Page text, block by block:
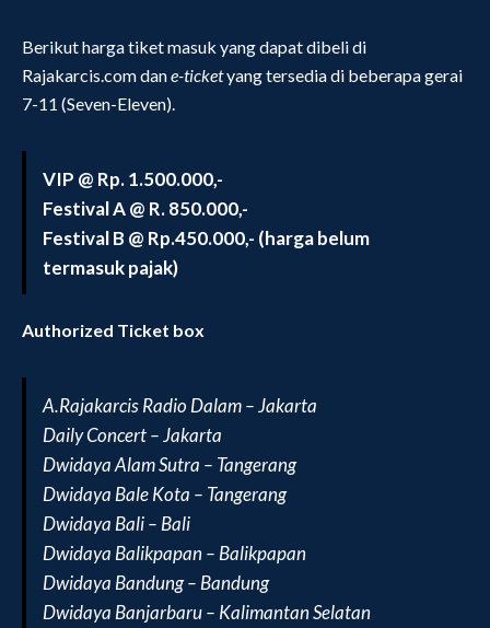
Berikut harga tiket masuk yang dapat dibeli di
Rajakarcis.com dane-ticketyang tersedia di beberapa gerai
7-11 (Seven-Eleven).
VIP @ Rp. 1.500.000,-
Festival A @ R. 850.000,-
Festival B @ Rp.450.000,- (harga belum
termasuk pajak)
Authorized Ticket box
A.Rajakarcis Radio Dalam – Jakarta
Daily Concert – Jakarta
Dwidaya Alam Sutra – Tangerang
Dwidaya Bale Kota – Tangerang
Dwidaya Bali – Bali
Dwidaya Balikpapan – Balikpapan
Dwidaya Bandung – Bandung
Dwidaya Banjarbaru – Kalimantan Selatan